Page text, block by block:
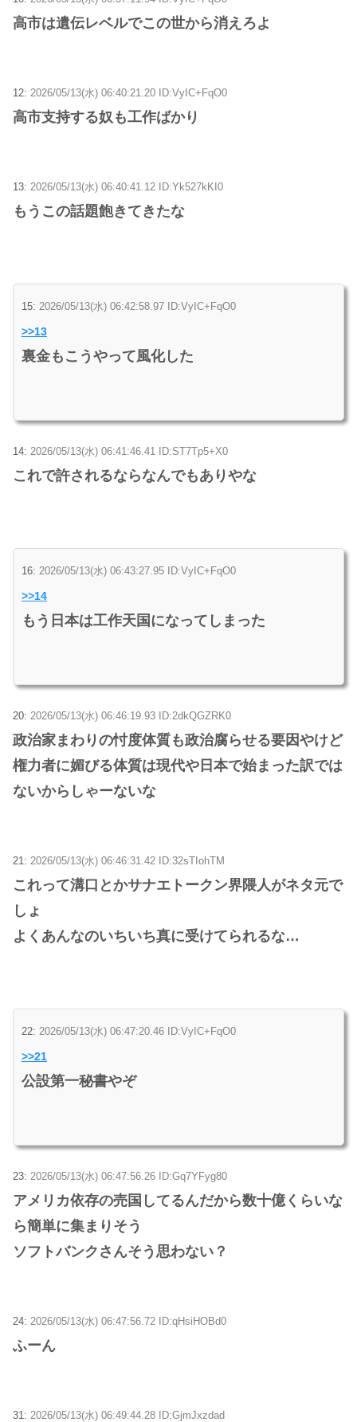
高市は遺伝レベルでこの世から消えろよ
12: 2026/05/13(水) 06:40:21.20 ID:VyIC+FqO0
高市支持する奴も工作ばかり
13: 2026/05/13(水) 06:40:41.12 ID:Yk527kKI0
もうこの話題飽きてきたな
15: 2026/05/13(水) 06:42:58.97 ID:VyIC+FqO0
>>13
裏金もこうやって風化した
14: 2026/05/13(水) 06:41:46.41 ID:ST7Tp5+X0
これで許されるならなんでもありやな
16: 2026/05/13(水) 06:43:27.95 ID:VyIC+FqO0
>>14
もう日本は工作天国になってしまった
20: 2026/05/13(水) 06:46:19.93 ID:2dkQGZRK0
政治家まわりの忖度体質も政治腐らせる要因やけど
権力者に媚びる体質は現代や日本で始まった訳では
ないからしゃーないな
21: 2026/05/13(水) 06:46:31.42 ID:32sTIohTM
これって溝口とかサナエトークン界隈人がネタ元で
しょ
よくあんなのいちいち真に受けてられるな…
22: 2026/05/13(水) 06:47:20.46 ID:VyIC+FqO0
>>21
公設第一秘書やぞ
23: 2026/05/13(水) 06:47:56.26 ID:Gq7YFyg80
アメリカ依存の売国してるんだから数十億くらいな
ら簡単に集まりそう
ソフトバンクさんそう思わない？
24: 2026/05/13(水) 06:47:56.72 ID:qHsiHOBd0
ふーん
31: 2026/05/13(水) 06:49:44.28 ID:GjmJxzdad